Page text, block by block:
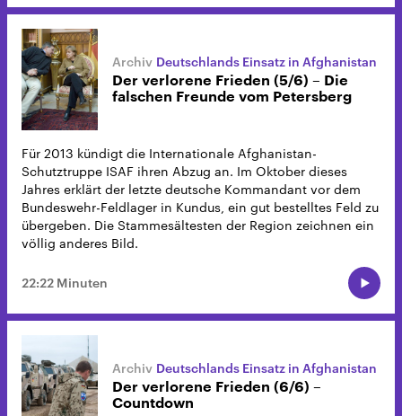
Deutschlands Einsatz in Afghanistan
Der verlorene Frieden (5/6) – Die
falschen Freunde vom Petersberg
Für 2013 kündigt die Internationale Afghanistan-
Schutztruppe ISAF ihren Abzug an. Im Oktober dieses
Jahres erklärt der letzte deutsche Kommandant vor dem
Bundeswehr-Feldlager in Kundus, ein gut bestelltes Feld zu
übergeben. Die Stammesältesten der Region zeichnen ein
völlig anderes Bild.
22:22 Minuten
Deutschlands Einsatz in Afghanistan
Der verlorene Frieden (6/6) –
Countdown